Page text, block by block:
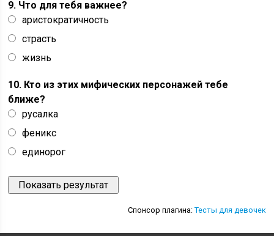
9. Что для тебя важнее?
аристократичность
страсть
жизнь
10. Кто из этих мифических персонажей тебе
ближе?
русалка
феникс
единорог
Спонсор плагина: Тесты для девочек